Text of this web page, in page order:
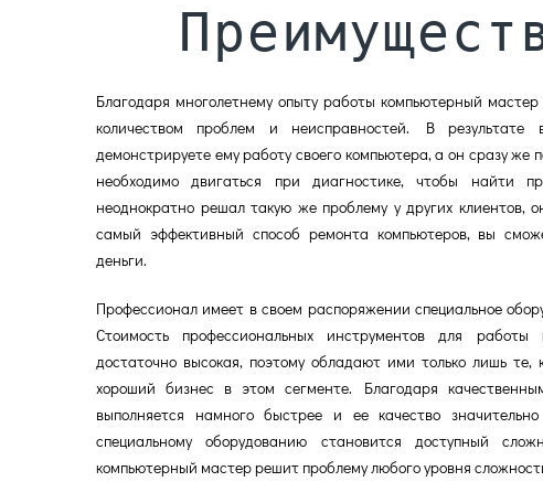
Благодаря многолетнему опыту работы компьютерный
количеством проблем и неисправностей. В результате
демонстрируете ему работу своего компьютера, а он сразу же
необходимо двигаться при диагностике, чтобы найти
неоднократно решал такую же проблему у других клиентов,
самый эффективный способ ремонта компьютеров, вы
деньги.
Профессионал имеет в своем распоряжении специальное
Стоимость профессиональных инструментов для работы
достаточно высокая, поэтому обладают ими только лишь те,
хороший бизнес в этом сегменте. Благодаря
выполняется намного быстрее и ее качество
специальному оборудованию становится доступный
компьютерный мастер решит проблему любого уровня